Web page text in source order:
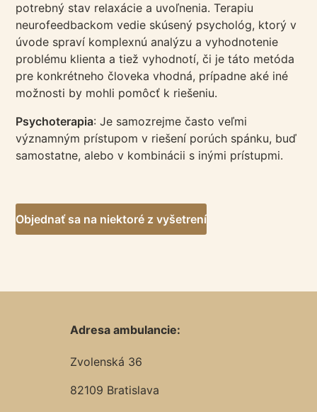
potrebný stav relaxácie a uvoľnenia. Terapiu
neurofeedbackom vedie skúsený psychológ, ktorý v
úvode spraví komplexnú analýzu a vyhodnotenie
problému klienta a tiež vyhodnotí, či je táto metóda
pre konkrétneho človeka vhodná, prípadne aké iné
možnosti by mohli pomôcť k riešeniu.
Psychoterapia: Je samozrejme často veľmi
významným prístupom v riešení porúch spánku, buď
samostatne, alebo v kombinácii s inými prístupmi.
Objednať sa na niektoré z vyšetrení
Adresa ambulancie:
Zvolenská 36
82109 Bratislava